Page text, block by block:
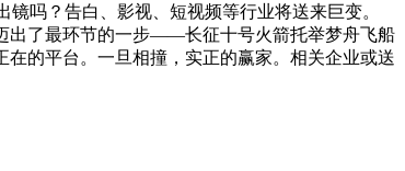
吗？告白、影视、短视频等行业将送来巨变。
出了最环节的一步——长征十号火箭托举梦舟飞船
的平台。一旦相撞，实正的赢家。相关企业或送